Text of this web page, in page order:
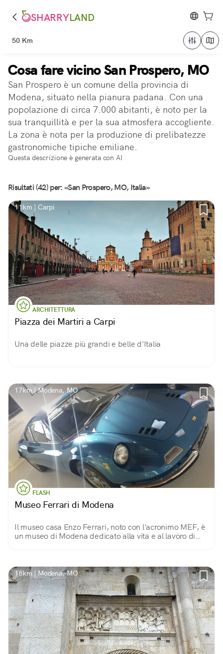
SHARRYLAND
50 Km
Cosa fare vicino San Prospero, MO
San Prospero è un comune della provincia di
Modena, situato nella pianura padana. Con una
popolazione di circa 7.000 abitanti, è noto per la
sua tranquillità e per la sua atmosfera accogliente.
La zona è nota per la produzione di prelibatezze
gastronomiche tipiche emiliane.
Questa descrizione è generata con AI
Risultati (42) per: «San Prospero, MO, Italia»
11km | Carpi
ARCHITETTURA
Piazza dei Martiri a Carpi
Una delle piazze più grandi e belle d'Italia
17km | Modena, MO
FLASH
Museo Ferrari di Modena
Il museo casa Enzo Ferrari, noto con l'acronimo MEF, è
un museo di Modena dedicato alla vita e al lavoro di
18km | Modena, MO